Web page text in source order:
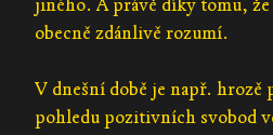
jiného. A právě díky tomu,
obecně zdánlivě rozumí.
V dnešní době je např. hrozě
pohledu pozitivních svobod